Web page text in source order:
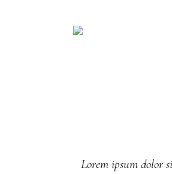
Lorem ipsum dolor